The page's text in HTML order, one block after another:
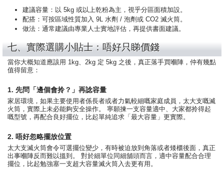
建議容量：以 5kg 或以上乾粉為主，視乎分區面積加設。
配搭：可按區域性質加入 9L 水劑 / 泡劑或 CO2 滅火筒。
做法：通常建議由專業人士實地評估，再提供書面建議。
七、實際選購小貼士：唔好只睇價錢
當你大概知道應該用 1kg、2kg 定 5kg 之後，真正落手買嗰陣，仲有幾點
值得留意：
1. 先問「邊個會拎？」再諗容量
家居環境，如果主要使用者係長者或者力氣較細嘅家庭成員，太大支嘅滅
火筒，實際上未必能夠安全操作。 寧願揀一支容量適中、大家都拎得起
嘅型號，再配合良好擺位，比起單純追求「最大容量」更實際。
2. 唔好忽略擺放位置
太大支滅火筒會令可選擺位變少，有時被迫放到角落或者矮櫃後面，真正
出事嗰陣反而難以搵到。 對於細單位同細舖頭而言，適中容量配合合理
擺位，比起勉強塞一支超大容量滅火筒入去更有用。